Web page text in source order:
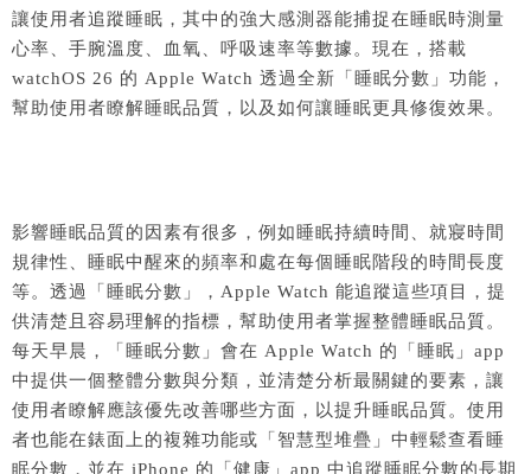
讓使用者追蹤睡眠，其中的強大感測器能捕捉在睡眠時測量
心率、手腕溫度、血氧、呼吸速率等數據。現在，搭載
watchOS 26 的 Apple Watch 透過全新「睡眠分數」功能，
幫助使用者瞭解睡眠品質，以及如何讓睡眠更具修復效果。
影響睡眠品質的因素有很多，例如睡眠持續時間、就寢時間
規律性、睡眠中醒來的頻率和處在每個睡眠階段的時間長度
等。透過「睡眠分數」，Apple Watch 能追蹤這些項目，提
供清楚且容易理解的指標，幫助使用者掌握整體睡眠品質。
每天早晨，「睡眠分數」會在 Apple Watch 的「睡眠」app
中提供一個整體分數與分類，並清楚分析最關鍵的要素，讓
使用者瞭解應該優先改善哪些方面，以提升睡眠品質。使用
者也能在錶面上的複雜功能或「智慧型堆疊」中輕鬆查看睡
眠分數，並在 iPhone 的「健康」app 中追蹤睡眠分數的長期